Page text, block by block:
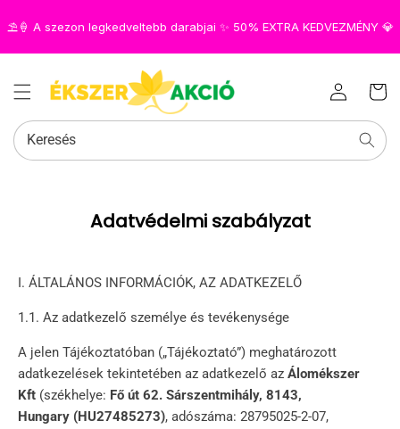
⛱️🍦 A szezon legkedveltebb darabjai ✨ 50% EXTRA KEDVEZMÉNY 💎
Bejelentkezés
kosara
Keresés
Adatvédelmi szabályzat
I. ÁLTALÁNOS INFORMÁCIÓK, AZ ADATKEZELŐ
1.1. Az adatkezelő személye és tevékenysége
A jelen Tájékoztatóban („Tájékoztató”) meghatározott
adatkezelések tekintetében az adatkezelő az Álomékszer
Kft (székhelye: Fő út 62. Sárszentmihály, 8143,
Hungary (HU27485273), adószáma: 28795025-2-07,